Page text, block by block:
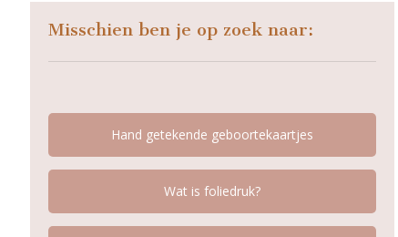
Misschien ben je op zoek naar:
Hand getekende geboortekaartjes
Wat is foliedruk?